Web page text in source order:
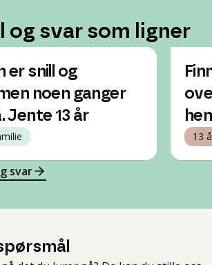
og svar som ligner
er snill og
noen ganger
Jente 13 år
13
svar